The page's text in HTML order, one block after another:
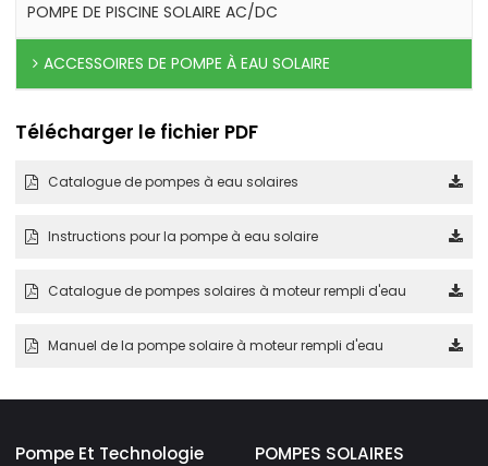
POMPE DE PISCINE SOLAIRE AC/DC
ACCESSOIRES DE POMPE À EAU SOLAIRE
Télécharger le fichier PDF
Catalogue de pompes à eau solaires
Instructions pour la pompe à eau solaire
Catalogue de pompes solaires à moteur rempli d'eau
Manuel de la pompe solaire à moteur rempli d'eau
Pompe Et Technologie POMPES SOLAIRES